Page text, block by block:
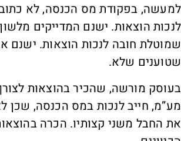
בפקודת מס הכנסה, לא
הוצאות. ישנם המדייקים
חובה לנכות הוצאות. ישנם
שלא.
מורשה, שהכיר בהוצאות
חייב לנכות במס הכנסה, שכן
החבל משני קצותיו. הכרה